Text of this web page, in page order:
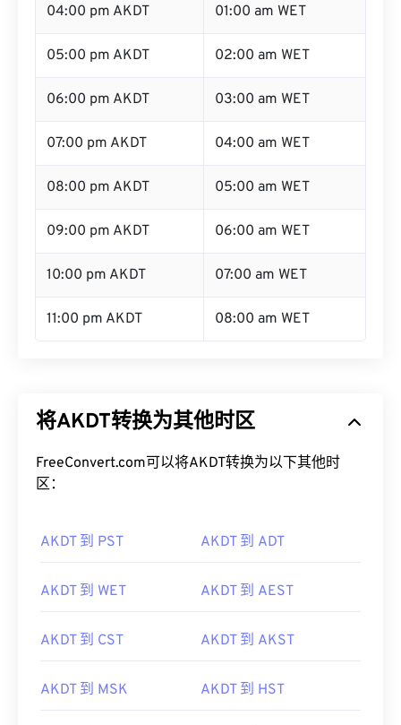
04:00 pm AKDT 01:00 am WET
05:00 pm AKDT 02:00 am WET
06:00 pm AKDT 03:00 am WET
07:00 pm AKDT 04:00 am WET
08:00 pm AKDT 05:00 am WET
09:00 pm AKDT 06:00 am WET
10:00 pm AKDT 07:00 am WET
11:00 pm AKDT 08:00 am WET
将AKDT转换为其他时区
FreeConvert.com可以将AKDT转换为以下其他时
区：
AKDT 到 PST AKDT 到 ADT
AKDT 到 WET AKDT 到 AEST
AKDT 到 CST AKDT 到 AKST
AKDT 到 MSK AKDT 到 HST